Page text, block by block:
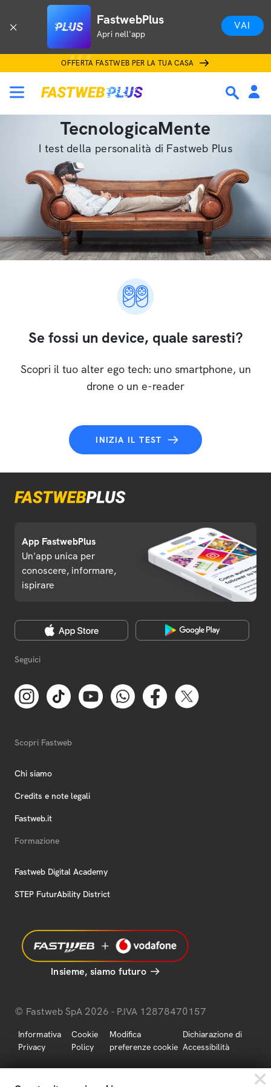
FastwebPlus
Apri nell'app
VAI
OFFERTA FASTWEB PER LA TUA CASA
TecnologicaMente
I test della personalità di Fastweb Plus
Se fossi un device, quale saresti?
Scopri il tuo alter ego tech: uno smartphone, un
drone o un e-reader
INIZIA IL TEST
App FastwebPlus
Un'app unica per
conoscere, informare,
ispirare
Seguici
Scopri Fastweb
Chi siamo
Credits e note legali
Fastweb.it
Formazione
Fastweb Digital Academy
STEP FuturAbility District
Insieme, siamo futuro
© Fastweb SpA 2026 - P.IVA 12878470157
Informativa
Privacy
Cookie
Policy
Modifica
preferenze cookie
Dichiarazione di
Accessibilità